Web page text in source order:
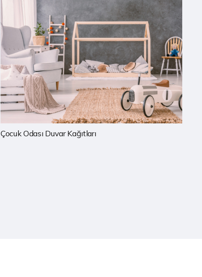
Mutfak Duvar Kağıtları